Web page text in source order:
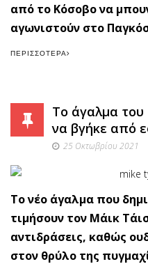
από το Κόσοβο να
αγωνιστούν στο
ΠΕΡΙΣΣΌΤΕΡΑ
Το άγαλμα του
να βγήκε από
25 Οκτωβρίου 2021
Το νέο άγαλμα που
τιμήσουν τον Μάικ
αντιδράσεις, καθώς
στον θρύλο της